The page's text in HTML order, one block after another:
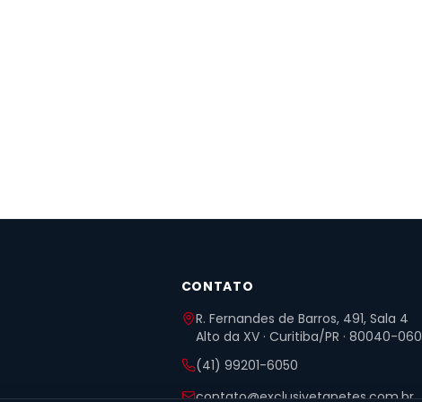
CONTATO
R. Fernandes de Barros, 491, Sala 4
Alto da XV · Curitiba/PR · 80040-060
(41) 99201-6050
contato@exclusivetapetes.com.br